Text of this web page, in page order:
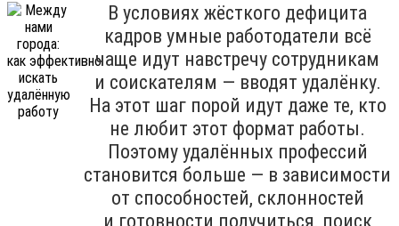
В условиях жёсткого дефицита
кадров умные работодатели всё
чаще идут навстречу сотрудникам
и соискателям — вводят удалёнку.
На этот шаг порой идут даже те, кто
не любит этот формат работы.
Поэтому удалённых профессий
становится больше — в зависимости
от способностей, склонностей
и готовности подучиться, поиск